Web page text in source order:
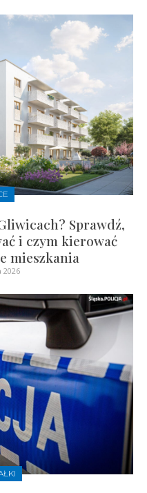
Sprawdź,
i czym kierować
mieszkania
2026